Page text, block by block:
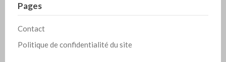
Pages
Contact
Politique de confidentialité du site